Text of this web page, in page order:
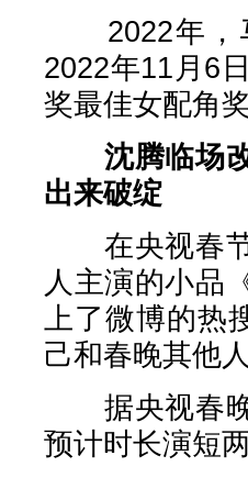
2022年，马
2022年11月6
奖最佳女配角奖
沈腾临场
出来破绽
在央视春节
人主演的小品
上了微博的热
己和春晚其他人
据央视春晚
预计时长演短